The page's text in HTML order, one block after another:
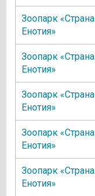
Зоопарк «Страна
Енотия»
Зоопарк «Страна
Енотия»
Зоопарк «Страна
Енотия»
Зоопарк «Страна
Енотия»
Зоопарк «Страна
Енотия»